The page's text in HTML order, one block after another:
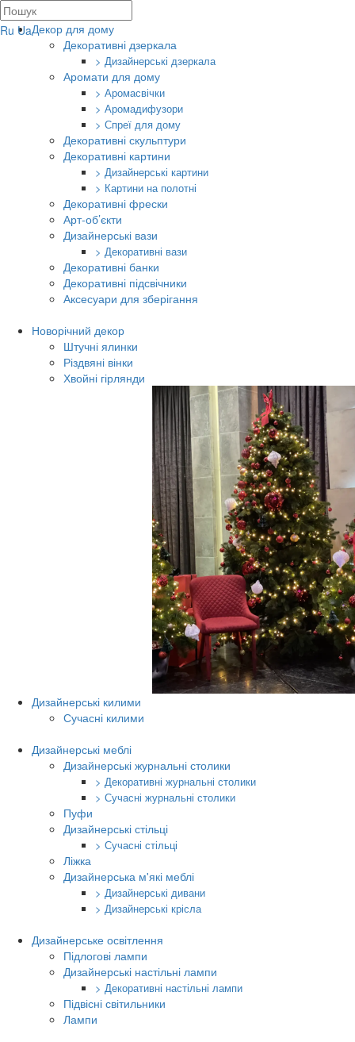
Ru UaДекор для дому
Декоративні дзеркала
> Дизайнерські дзеркала
Аромати для дому
> Аромасвічки
> Аромадифузори
> Спреї для дому
Декоративні скульптури
Декоративні картини
> Дизайнерські картини
> Картини на полотні
Декоративні фрески
Арт-об’єкти
Дизайнерські вази
> Декоративні вази
Декоративні банки
Декоративні підсвічники
Аксесуари для зберігання
Новорічний декор
Штучні ялинки
Різдвяні вінки
Хвойні гірлянди
Дизайнерські килими
Сучасні килими
Дизайнерські меблі
Дизайнерські журнальні столики
> Декоративні журнальні столики
> Сучасні журнальні столики
Пуфи
Дизайнерські стільці
> Сучасні стільці
Ліжка
Дизайнерська м'які меблі
> Дизайнерські дивани
> Дизайнерські крісла
Дизайнерське освітлення
Підлогові лампи
Дизайнерські настільні лампи
> Декоративні настільні лампи
Підвісні світильники
Лампи